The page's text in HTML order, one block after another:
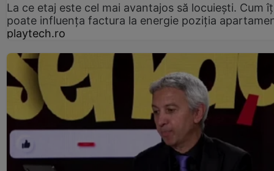
La ce etaj este cel mai avantajos să locuiești. Cum
poate influența factura la energie poziția
playtech.ro